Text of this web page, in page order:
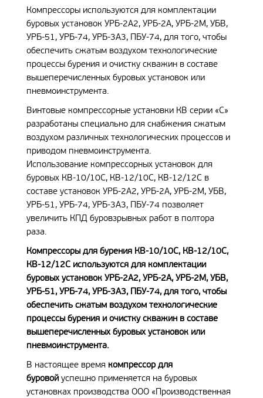
Компрессоры используются для комплектации
буровых установок УРБ-2А2, УРБ-2А, УРБ-2М, УБВ,
УРБ-51, УРБ-74, УРБ-3А3, ПБУ-74, для того, чтобы
обеспечить сжатым воздухом технологические
процессы бурения и очистку скважин в составе
вышеперечисленных буровых установок или
пневмоинструмента.
Винтовые компрессорные установки КВ серии «С»
разработаны специально для снабжения сжатым
воздухом различных технологических процессов и
приводом пневмоинструмента.
Использование компрессорных установок для
буровых КВ-10/10С, КВ-12/10С, КВ-12/12С в
составе установок УРБ-2А2, УРБ-2А, УРБ-2М, УБВ,
УРБ-51, УРБ-74, УРБ-3А3, ПБУ-74 позволяет
увеличить КПД буровзрывных работ в полтора
раза.
Компрессоры для бурения КВ-10/10С, КВ-12/10С,
КВ-12/12С используются для комплектации
буровых установок УРБ-2А2, УРБ-2А, УРБ-2М, УБВ,
УРБ-51, УРБ-74, УРБ-3А3, ПБУ-74, для того, чтобы
обеспечить сжатым воздухом технологические
процессы бурения и очистку скважин в составе
вышеперечисленных буровых установок или
пневмоинструмента.
В настоящее время компрессор для
буровойуспешно применяется на буровых
установках производства ООО «Производственная